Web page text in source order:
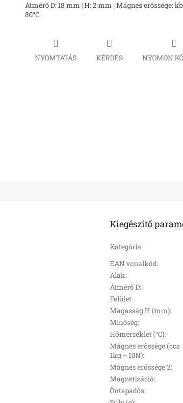
Átmérő D: 18 mm | H: 2 mm | Mágnes erőssége:
80°C
NYOMTATÁS KÉRDÉS NYOMON
Kiegészítő
Kategória:
EAN vonalkód:
Alak:
Átmérő D:
Felület:
Magasság H (mm):
Minőség:
Hőmérséklet (°C):
Mágnes erőssége (cca
1kg ~ 10N):
Mágnes erőssége 2:
Magnetizáció:
Öntapadós: